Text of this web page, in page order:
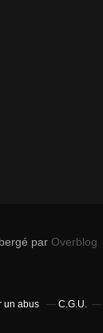
par Overblog
un abus C.G.U.